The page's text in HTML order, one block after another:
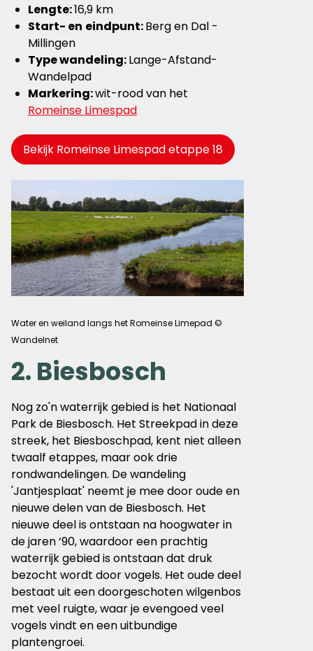
Lengte:16,9 km
Start- en eindpunt:Berg en Dal -
Millingen
Type wandeling:Lange-Afstand-
Wandelpad
Markering:wit-rood van het
Romeinse Limespad
Bekijk Romeinse Limespad etappe 18
Water en weiland langs het Romeinse Limepad ©
Wandelnet
2. Biesbosch
Nog zo'n waterrijk gebied is het Nationaal
Park de Biesbosch. Het Streekpad in deze
streek, het Biesboschpad, kent niet alleen
twaalf etappes, maar ook drie
rondwandelingen. De wandeling
'Jantjesplaat' neemt je mee door oude en
nieuwe delen van de Biesbosch. Het
nieuwe deel is ontstaan na hoogwater in
de jaren ‘90, waardoor een prachtig
waterrijk gebied is ontstaan dat druk
bezocht wordt door vogels. Het oude deel
bestaat uit een doorgeschoten wilgenbos
met veel ruigte, waar je evengoed veel
vogels vindt en een uitbundige
plantengroei.